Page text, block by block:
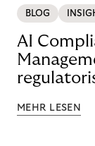
BLOG
AI
MEHR LESEN